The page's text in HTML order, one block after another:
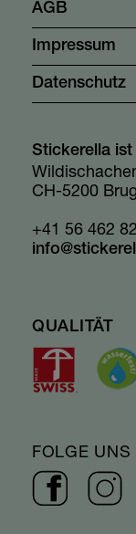
AGB
Impressum
Datenschutz
Stickerella ist
CH-5200
+41 56 462
QUALITÄT
FOLGE UNS